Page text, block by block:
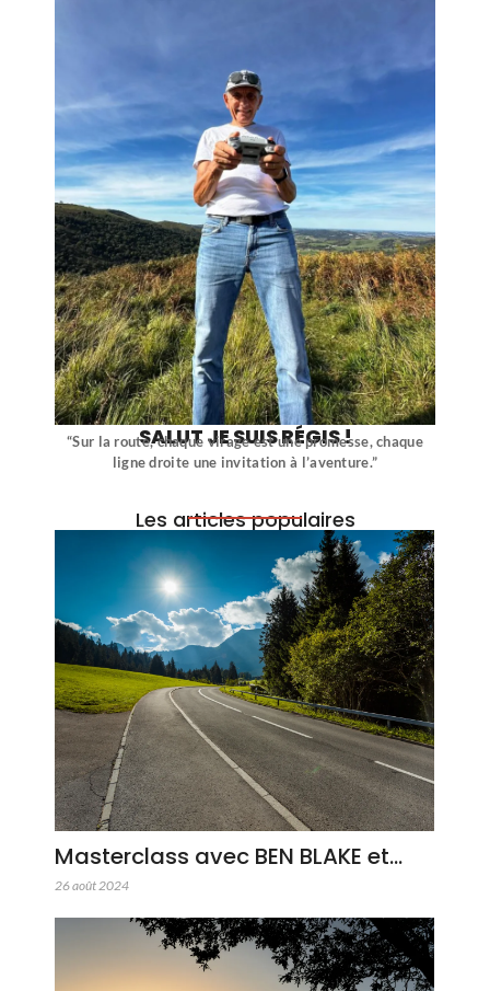
SALUT JE SUIS RÉGIS !
“Sur la route, chaque virage est une promesse, chaque
ligne droite une invitation à l’aventure.”
Les articles populaires
Masterclass avec BEN BLAKE et…
26 août 2024